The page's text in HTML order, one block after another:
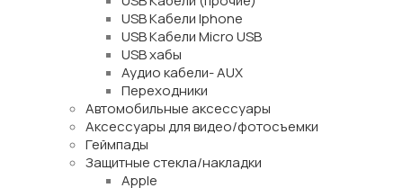
USB Кабели Iphone
USB Кабели Micro USB
USB хабы
Аудио кабели- AUX
Переходники
Автомобильные аксессуары
Аксессуары для видео/фотосъемки
Геймпады
Защитные стекла/накладки
Apple